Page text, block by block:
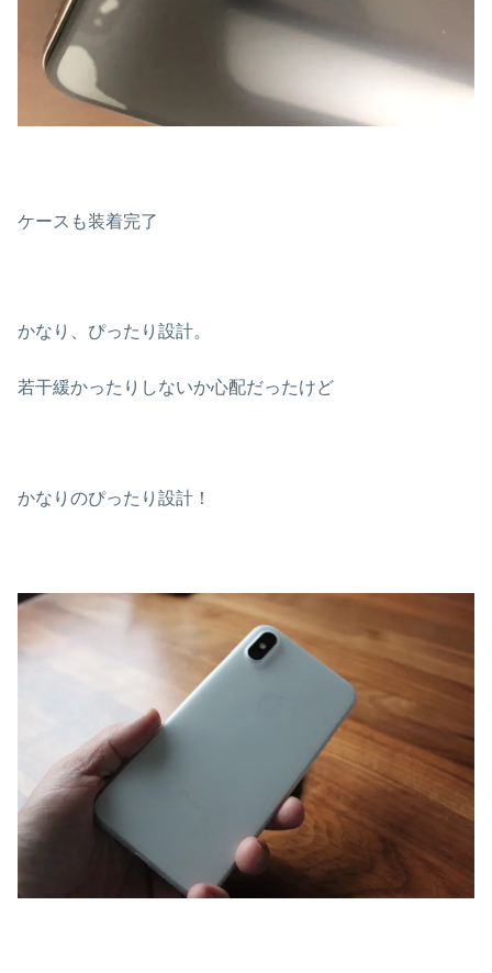
ケースも装着完了
かなり、ぴったり設計。
若干緩かったりしないか心配だったけど
かなりのぴったり設計！